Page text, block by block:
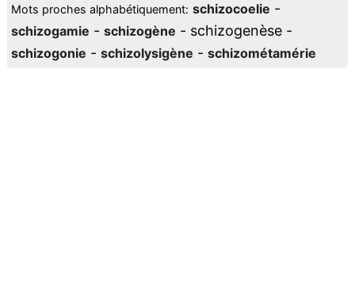
Mots proches alphabétiquement: schizocoelie -
schizogamie - schizogène - schizogenèse -
schizogonie - schizolysigène - schizométamérie